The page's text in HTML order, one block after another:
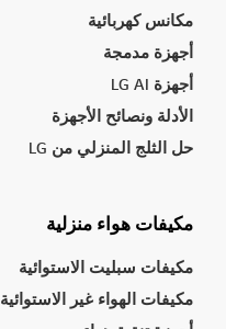
مكانس كهربائية
أجهزة مدمجة
أجهزة LG AI
الأدلة ونصائح الأجهزة
حل الثلج المنزلي من LG
مكيفات هواء منزلية
مكيفات سبليت الاستوائية
مكيفات الهواء غير الاستوائية